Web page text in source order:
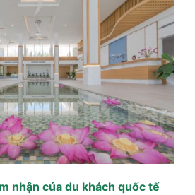
nhận của du khách quốc tế